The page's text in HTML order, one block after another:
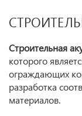
Строительная
которого
ограждающих
разработка
материалов.